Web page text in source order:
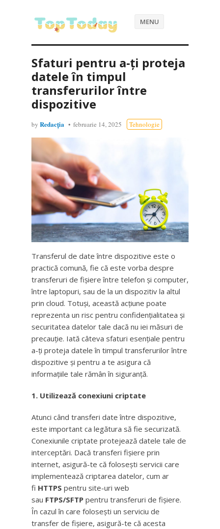
MENU
Sfaturi pentru a-ți proteja
datele în timpul
transferurilor între
dispozitive
by Redacția februarie 14, 2025 Tehnologie
Transferul de date între dispozitive este o
practică comună, fie că este vorba despre
transferuri de fișiere între telefon și computer,
între laptopuri, sau de la un dispozitiv la altul
prin cloud. Totuși, această acțiune poate
reprezenta un risc pentru confidențialitatea și
securitatea datelor tale dacă nu iei măsuri de
precauție. Iată câteva sfaturi esențiale pentru
a-ți proteja datele în timpul transferurilor între
dispozitive și pentru a te asigura că
informațiile tale rămân în siguranță.
1. Utilizează conexiuni criptate
Atunci când transferi date între dispozitive,
este important ca legătura să fie securizată.
Conexiunile criptate protejează datele tale de
interceptări. Dacă transferi fișiere prin
internet, asigură-te că folosești servicii care
implementează criptarea datelor, cum ar
fi HTTPS pentru site-uri web
sau FTPS/SFTP pentru transferuri de fișiere.
În cazul în care folosești un serviciu de
transfer de fișiere, asigură-te că acesta